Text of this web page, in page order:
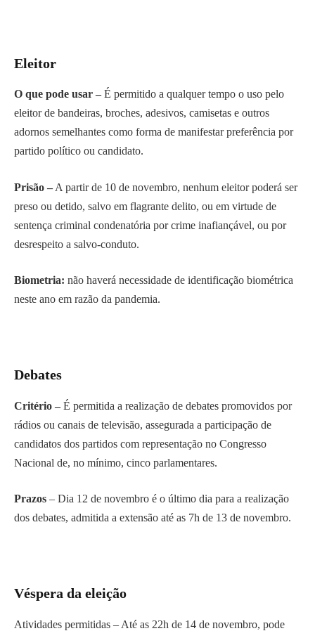
Eleitor
O que pode usar – É permitido a qualquer tempo o uso pelo
eleitor de bandeiras, broches, adesivos, camisetas e outros
adornos semelhantes como forma de manifestar preferência por
partido político ou candidato.
Prisão – A partir de 10 de novembro, nenhum eleitor poderá ser
preso ou detido, salvo em flagrante delito, ou em virtude de
sentença criminal condenatória por crime inafiançável, ou por
desrespeito a salvo-conduto.
Biometria: não haverá necessidade de identificação biométrica
neste ano em razão da pandemia.
Debates
Critério – É permitida a realização de debates promovidos por
rádios ou canais de televisão, assegurada a participação de
candidatos dos partidos com representação no Congresso
Nacional de, no mínimo, cinco parlamentares.
Prazos – Dia 12 de novembro é o último dia para a realização
dos debates, admitida a extensão até as 7h de 13 de novembro.
Véspera da eleição
Atividades permitidas – Até as 22h de 14 de novembro, pode